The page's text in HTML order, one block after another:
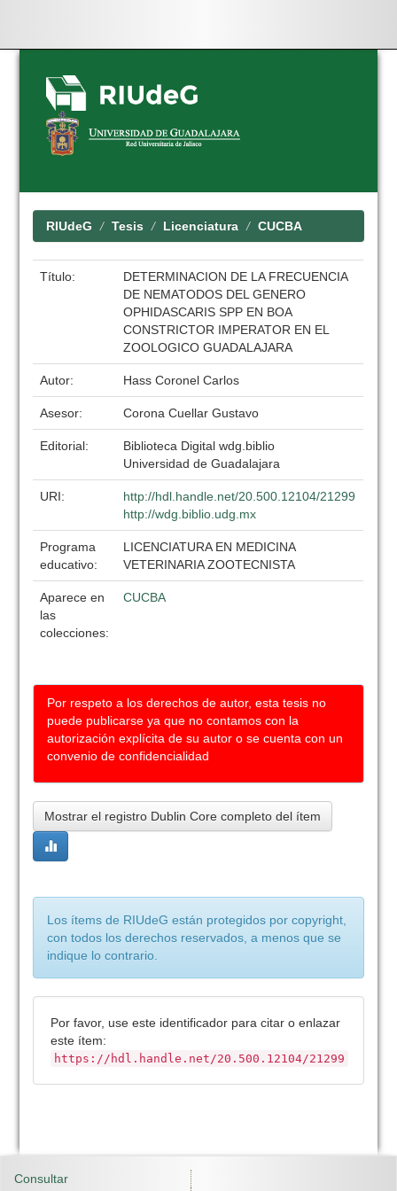
Skip
navigation
RIUdeG Tesis Licenciatura CUCBA
Título:
DETERMINACION DE LA FRECUENCIA
DE NEMATODOS DEL GENERO
OPHIDASCARIS SPP EN BOA
CONSTRICTOR IMPERATOR EN EL
ZOOLOGICO GUADALAJARA
Autor: Hass Coronel Carlos
Asesor: Corona Cuellar Gustavo
Editorial:
Biblioteca Digital wdg.biblio
Universidad de Guadalajara
URI:
http://hdl.handle.net/20.500.12104/21299
http://wdg.biblio.udg.mx
Programa
educativo:
LICENCIATURA EN MEDICINA
VETERINARIA ZOOTECNISTA
Aparece en
las
colecciones:
CUCBA
Por respeto a los derechos de autor, esta tesis no
puede publicarse ya que no contamos con la
autorización explícita de su autor o se cuenta con un
convenio de confidencialidad
Mostrar el registro Dublin Core completo del ítem
Los ítems de RIUdeG están protegidos por copyright,
con todos los derechos reservados, a menos que se
indique lo contrario.
Por favor, use este identificador para citar o enlazar
este ítem:
https://hdl.handle.net/20.500.12104/21299
Consultar